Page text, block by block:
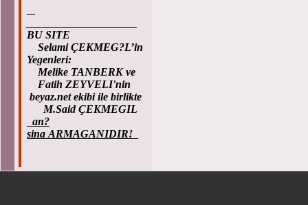
BU SITE
Selami ÇEKMEG?L’in
Yegenleri:
Melike TANBERK ve
Fatih ZEYVELI'nin
beyaz.net ekibi ile birlikte
M.Said ÇEKMEGIL
an?
sina ARMAGANIDIR!